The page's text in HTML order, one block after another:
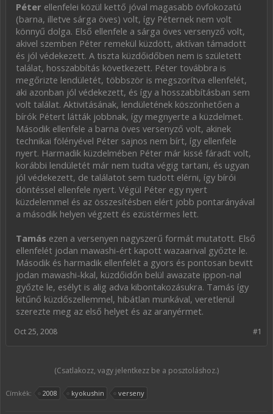
Péter ellenfelei közül kettő jóval magasabb övfokozatú
(barna, illetve sárga öves) volt, így Péternek nem volt
könnyű dolga. Első ellenfele a sárga öves versenyző volt,
akivel szemben Péter remekül küzdött, aktívan támadott
és jól védekezett. A tiszta küzdőidőben nem is született
találat, hosszabbítás következett. Péter továbbra is
megőrizte lendületét, többször is megszorítva ellenfelét,
aki azonban jól védekezett, és így a hosszabbításban sem
volt találat. Aktivitásának, lendületének köszönhetően a
bírók Pétert látták jobbnak, így megnyerte a küzdelmet.
Második ellenfele a barna öves versenyző volt, akinek
technikai fölényével Péter sajnos nem bírt, így ellenfele
nyert. Harmadik küzdelmében Péter már kissé fáradt volt,
korábbi lendületét már nem tudta végig tartani, és ugyan
jól védekezett, de találatot sem tudott elérni, így bírói
döntéssel ellenfele nyert. Végül Péter egy nyert
küzdelemmel és az összesítésben elért jobb pontarányával
a második helyen végzett és ezüstérmes lett.
Tamás ezen a versenyen nagyszerű formát mutatott. Első
ellenfelét jodan mawashi-ért kapott wazaarival győzte le.
Második és harmadik ellenfelét a gyors és pontosan bevitt
jodan mawashi-kkal, küzdőidőn belül awazate ippon-nal
győzte le, esélyt is alig adva kibontakozásukra. Tamás így
kitűnő küzdőszellemmel, hibátlan munkával, veretlenül
szerezte meg az első helyet és az aranyérmet.
#1
Oct 25, 2008
(Csatlakozz, vagy jelentkezz be a posztoláshoz.)
Címkék: 2008 kyokushin verseny